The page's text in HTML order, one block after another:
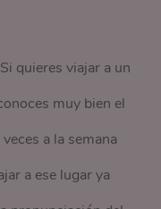
Si quieres viajar a un
muy bien el
a la semana
a ese lugar ya